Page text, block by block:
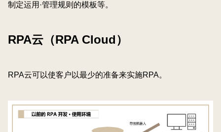
制定运用·管理规则的模板等。
RPA云（RPA Cloud）
RPA云可以使客户以最少的准备来实施RPA。